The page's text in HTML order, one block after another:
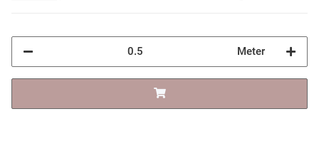
Meter